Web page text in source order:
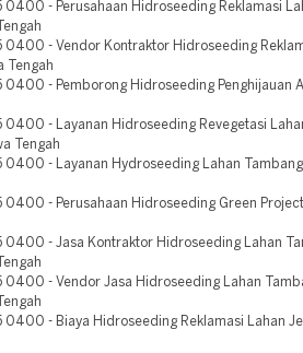
0400 - Perusahaan Hidroseeding Reklamasi
0400 - Vendor Kontraktor Hidroseeding
Tengah
0400 - Pemborong Hidroseeding Penghijauan
0400 - Layanan Hidroseeding Revegetasi
Tengah
0400 - Layanan Hydroseeding Lahan
0400 - Perusahaan Hidroseeding Green
0400 - Jasa Kontraktor Hidroseeding Lahan
0400 - Vendor Jasa Hidroseeding Lahan
0400 - Biaya Hidroseeding Reklamasi Lahan